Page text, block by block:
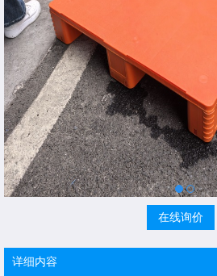
在线询价
详细内容